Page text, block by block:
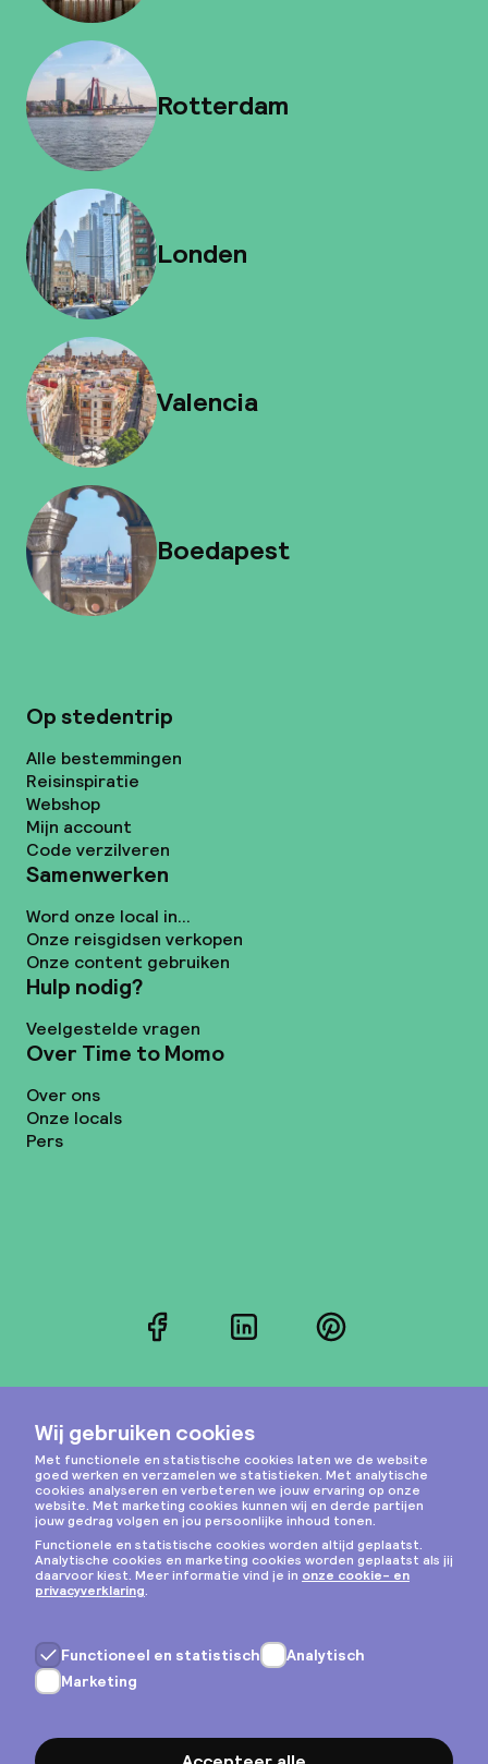
Rotterdam
Londen
Valencia
Boedapest
Op stedentrip
Alle bestemmingen
Reisinspiratie
Webshop
Mijn account
Code verzilveren
Samenwerken
Word onze local in...
Onze reisgidsen verkopen
Onze content gebruiken
Hulp nodig?
Veelgestelde vragen
Over Time to Momo
Over ons
Onze locals
Pers
FacebookLinkedInPinterest
Instagram
Privacy & cookies
Algemene voorwaarden